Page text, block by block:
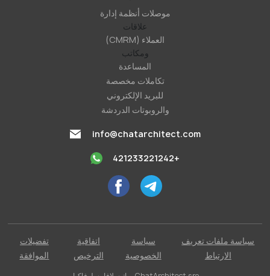
موصلات أنظمة إدارة
علاقات
العملاء (CMRM)
ومكاتب
المساعدة
تكاملات مخصصة
للبريد الإلكتروني
والروبوتات الدردشة
info@chatarchitect.com
+421233221242
سياسة ملفات تعريف
الارتباط
سياسة
الخصوصية
اتفاقية
الترخيص
تفضيلات
الموافقة